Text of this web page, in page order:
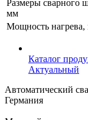
Размеры сварного
мм
Мощность нагрева,
Каталог
Актуальный
Автоматический
Германия